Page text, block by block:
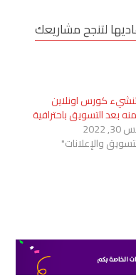
لتنجح مشاريعك
كورس اونلاين
بعد التسويق باحترافية
والإعلانات"